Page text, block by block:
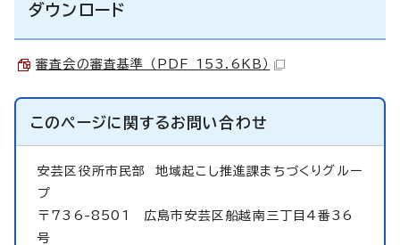
ダウンロード
審査会の審査基準 （PDF 153.6KB）
このページに関するお問い合わせ
安芸区役所市民部 地域起こし推進課まちづくりグルー
プ
〒736-8501 広島市安芸区船越南三丁目4番36
号